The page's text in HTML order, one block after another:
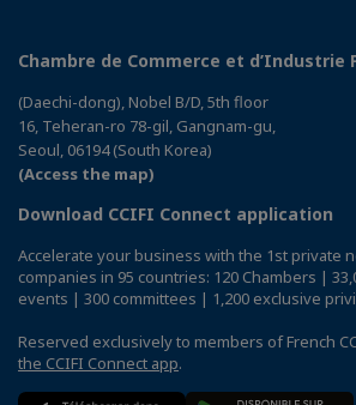
Chambre de Commerce et d’Industrie
(Daechi-dong), Nobel B/D, 5th floor
16, Teheran-ro 78-gil, Gangnam-gu,
Seoul, 06194 (South Korea)
(Access the map)
Download CCIFI Connect application
Accelerate your business with the 1st private
companies in 95 countries: 120 Chambers |
events | 300 committees | 1,200 exclusive
Reserved exclusively to members of French
the CCIFI Connect app.